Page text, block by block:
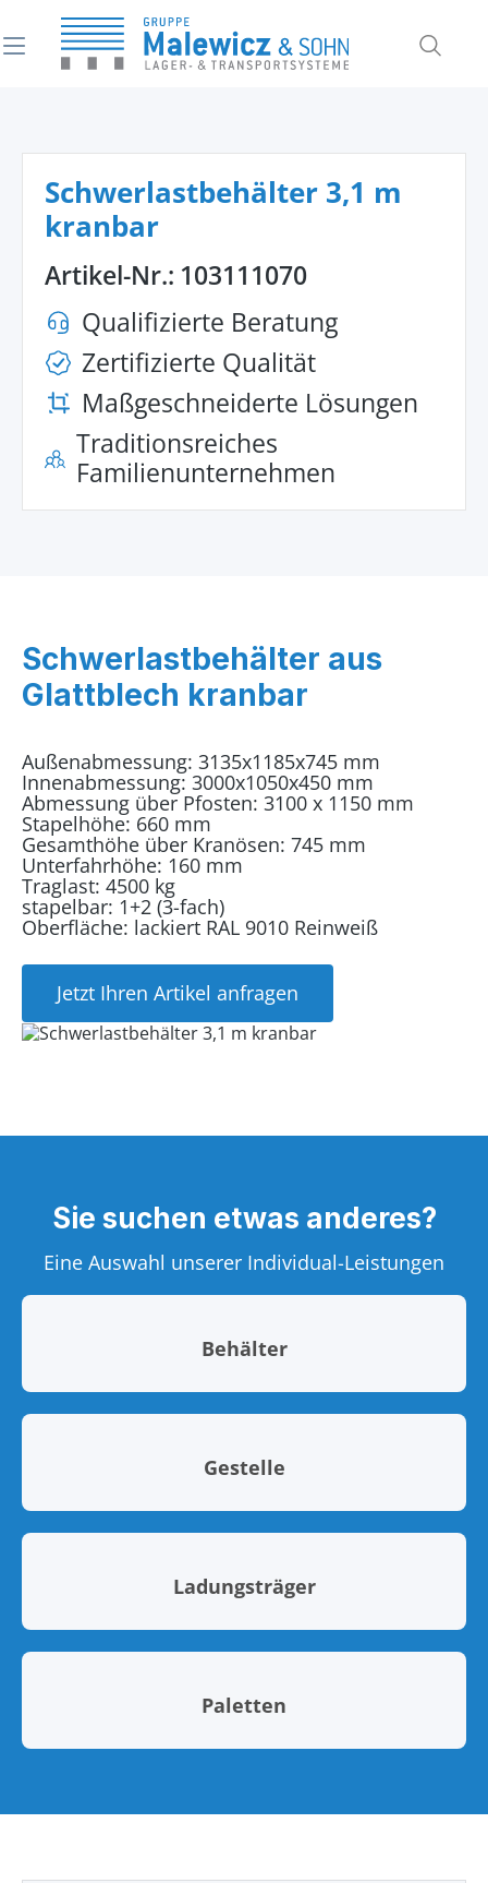
springen
Schwerlastbehälter 3,1 m
kranbar
Artikel-Nr.: 103111070
Qualifizierte Beratung
Zertifizierte Qualität
Maßgeschneiderte Lösungen
Traditionsreiches
Familienunternehmen
Schwerlastbehälter aus
Glattblech kranbar
Außenabmessung: 3135x1185x745 mm
Innenabmessung: 3000x1050x450 mm
Abmessung über Pfosten: 3100 x 1150 mm
Stapelhöhe: 660 mm
Gesamthöhe über Kranösen: 745 mm
Unterfahrhöhe: 160 mm
Traglast: 4500 kg
stapelbar: 1+2 (3-fach)
Oberfläche: lackiert RAL 9010 Reinweiß
Jetzt Ihren Artikel anfragen
Sie suchen etwas anderes?
Eine Auswahl unserer Individual-Leistungen
Behälter
Gestelle
Ladungsträger
Paletten